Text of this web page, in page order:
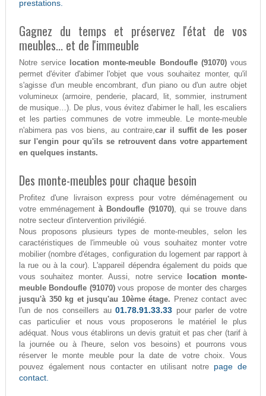
prestations.
Gagnez du temps et préservez l'état de vos
meubles... et de l'immeuble
Notre service location monte-meuble Bondoufle (91070)vous
permet d'éviter d'abimer l'objet que vous souhaitez monter, qu'il
s'agisse d'un meuble encombrant, d'un piano ou d'un autre objet
volumineux (armoire, penderie, placard, lit, sommier, instrument
de musique…). De plus, vous évitez d'abimer le hall, les escaliers
et les parties communes de votre immeuble. Le monte-meuble
n'abimera pas vos biens, au contraire,car il suffit de les poser
sur l'engin pour qu'ils se retrouvent dans votre appartement
en quelques instants.
Des monte-meubles pour chaque besoin
Profitez d'une livraison express pour votre déménagement ou
votre emménagementà Bondoufle (91070), qui se trouve dans
notre secteur d'intervention privilégié.
Nous proposons plusieurs types de monte-meubles, selon les
caractéristiques de l'immeuble où vous souhaitez monter votre
mobilier (nombre d'étages, configuration du logement par rapport à
la rue ou à la cour). L'appareil dépendra également du poids que
vous souhaitez monter. Aussi, notre service
location monte-
meuble Bondoufle (91070)vous propose de monter des charges
jusqu'à 350 kg et jusqu'au 10ème étage. Prenez contact avec
l'un de nos conseillers au01.78.91.33.33 pour parler de votre
cas particulier et nous vous proposerons le matériel le plus
adéquat. Nous vous établirons un devis gratuit et pas cher (tarif à
la journée ou à l'heure, selon vos besoins) et pourrons vous
réserver le monte meuble pour la date de votre choix. Vous
pouvez également nous contacter en utilisant notre page de
contact.